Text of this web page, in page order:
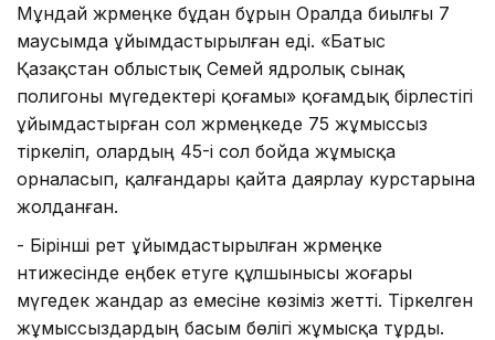
Мұндай жәрмеңке бұдан бұрын Оралда биылғы 7
маусымда ұйымдастырылған еді. «Батыс
Қазақстан облыстық Семей ядролық сынақ
полигоны мүгедектері қоғамы» қоғамдық бірлестігі
ұйымдастырған сол жәрмеңкеде 75 жұмыссыз
тіркеліп, олардың 45-і сол бойда жұмысқа
орналасып, қалғандары қайта даярлау курстарына
жолданған.
- Бірінші рет ұйымдастырылған жәрмеңке
нәтижесінде еңбек етуге құлшынысы жоғары
мүгедек жандар аз емесіне көзіміз жетті. Тіркелген
жұмыссыздардың басым бөлігі жұмысқа тұрды.